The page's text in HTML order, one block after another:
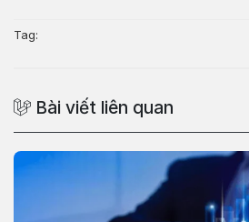
Tag:
Bài viết liên quan